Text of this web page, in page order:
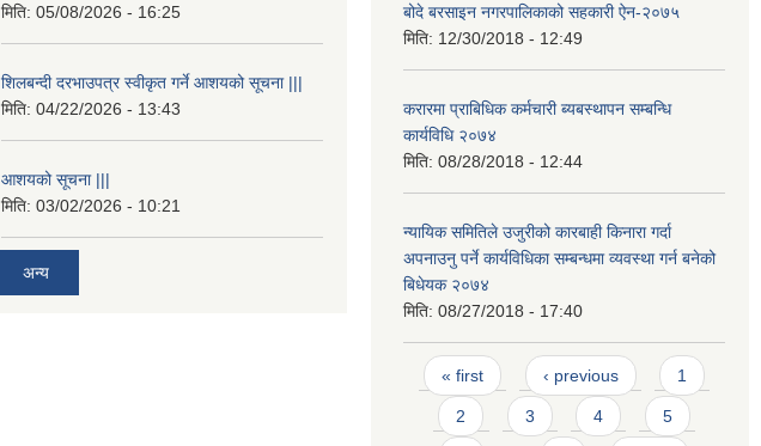
मिति: 05/08/2026 - 16:25
शिलबन्दी दरभाउपत्र स्वीकृत गर्ने आशयको सूचना |||
मिति: 04/22/2026 - 13:43
आशयको सूचना |||
मिति: 03/02/2026 - 10:21
अन्य
बोदे बरसाइन नगरपालिकाको सहकारी ऐन-२०७५
मिति: 12/30/2018 - 12:49
करारमा प्राबिधिक कर्मचारी ब्यबस्थापन सम्बन्धि
कार्यविधि २०७४
मिति: 08/28/2018 - 12:44
न्यायिक समितिले उजुरीको कारबाही किनारा गर्दा
अपनाउनु पर्ने कार्यविधिका सम्बन्धमा व्यवस्था गर्न बनेको
बिधेयक २०७४
मिति: 08/27/2018 - 17:40
Pages
« first ‹ previous 1
2 3 4 5